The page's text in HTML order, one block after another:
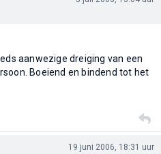
aanwezige dreiging van een
Boeiend en bindend tot het
19 juni 2006, 18:31 uur